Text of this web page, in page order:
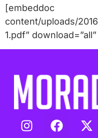
[embeddoc
content/uploads/
1.pdf”